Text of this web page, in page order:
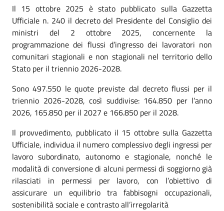
Il 15 ottobre 2025 è stato pubblicato sulla Gazzetta
Ufficiale n. 240 il decreto del Presidente del Consiglio dei
ministri del 2 ottobre 2025, concernente la
programmazione dei flussi d’ingresso dei lavoratori non
comunitari stagionali e non stagionali nel territorio dello
Stato per il triennio 2026-2028.
Sono 497.550 le quote previste dal decreto flussi per il
triennio 2026-2028, così suddivise: 164.850 per l’anno
2026, 165.850 per il 2027 e 166.850 per il 2028.
Il provvedimento, pubblicato il 15 ottobre sulla Gazzetta
Ufficiale, individua il numero complessivo degli ingressi per
lavoro subordinato, autonomo e stagionale, nonché le
modalità di conversione di alcuni permessi di soggiorno già
rilasciati in permessi per lavoro, con l’obiettivo di
assicurare un equilibrio tra fabbisogni occupazionali,
sostenibilità sociale e contrasto all’irregolarità